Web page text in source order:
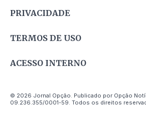
PRIVACIDADE
TERMOS DE USO
ACESSO INTERNO
© 2026 Jornal Opção. Publicado por Opção
09.236.355/0001-59. Todos os direitos